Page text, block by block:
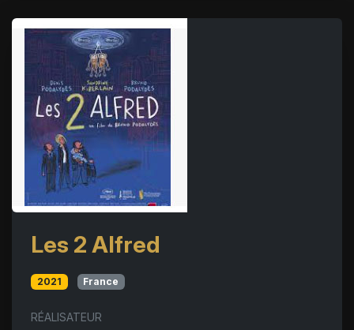
Les 2 Alfred
2021 France
RÉALISATEUR